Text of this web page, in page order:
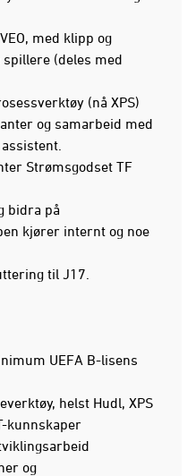
med klipp og
(deles med
(nå XPS)
og samarbeid med
Strømsgodset TF
bidra på
kjører internt og noe
til J17.
UEFA B-lisens
helst Hudl, XPS
kunnskaper
og